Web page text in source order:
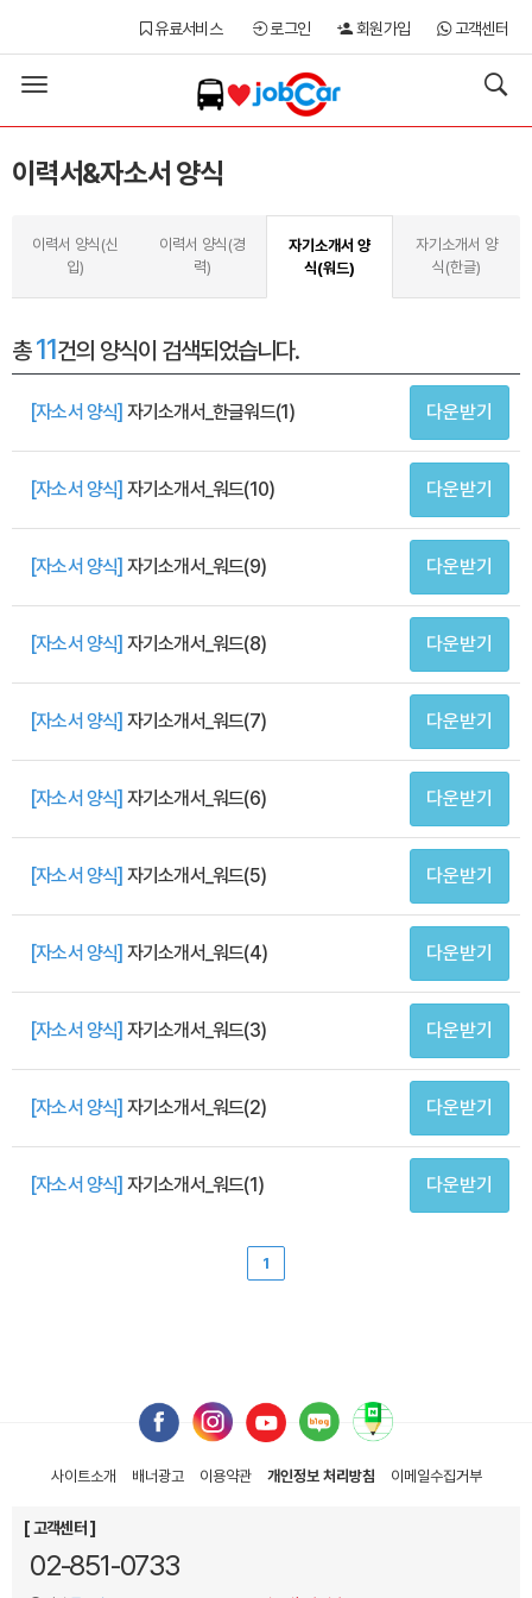
유료서비스 로그인 회원가입 고객센터
Toggle
navigation
이력서&자소서 양식
이력서 양식(신
입)
이력서 양식(경
력)
자기소개서 양
식(워드)
자기소개서 양
식(한글)
총11건의 양식이 검색되었습니다.
[자소서 양식] 자기소개서_한글워드(1) 다운받기
[자소서 양식] 자기소개서_워드(10) 다운받기
[자소서 양식] 자기소개서_워드(9) 다운받기
[자소서 양식] 자기소개서_워드(8) 다운받기
[자소서 양식] 자기소개서_워드(7) 다운받기
[자소서 양식] 자기소개서_워드(6) 다운받기
[자소서 양식] 자기소개서_워드(5) 다운받기
[자소서 양식] 자기소개서_워드(4) 다운받기
[자소서 양식] 자기소개서_워드(3) 다운받기
[자소서 양식] 자기소개서_워드(2) 다운받기
[자소서 양식] 자기소개서_워드(1) 다운받기
1
사이트소개 배너광고 이용약관 개인정보 처리방침 이메일수집거부
[ 고객센터 ]
02-851-0733